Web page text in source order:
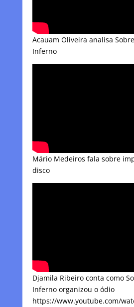
Acauam Oliveira analisa
Inferno
Mário Medeiros fala sobre
disco
Djamila Ribeiro conta como
Inferno organizou o ódio
https://www.youtube.com/